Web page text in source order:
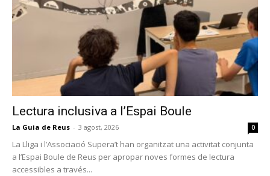
Lectura inclusiva a l’Espai Boule
La Guia de Reus - 3 agost, 2026 0
La Lliga i l’Associació Supera’t han organitzat una activitat conjunta
a l’Espai Boule de Reus per apropar noves formes de lectura
accessibles a través...